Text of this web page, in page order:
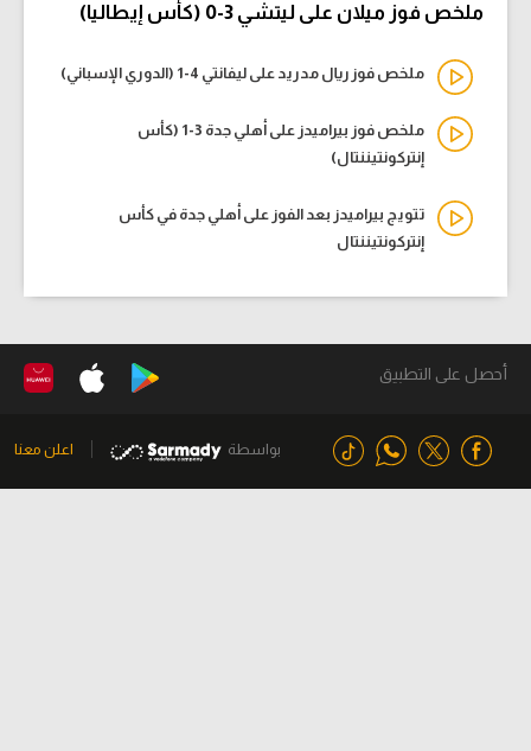
ملخص فوز ميلان على ليتشي 3-0 (كأس إيطاليا)
ملخص فوز ريال مدريد على ليفانتي 4-1 (الدوري الإسباني)
ملخص فوز بيراميدز على أهلي جدة 3-1 (كأس
إنتركونتيننتال)
تتويج بيراميدز بعد الفوز على أهلي جدة في كأس
إنتركونتيننتال
أحصل على التطبيق
بواسطة اعلن معنا